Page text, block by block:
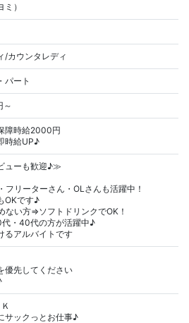
）
/カウンタレディ
パート
～
障時給2000円
時給UP♪
ューも歓迎♪≫
リーターさん・OLさんも活躍中！
OKです♪
ない方⇒ソフトドリンクでOK！
・40代の方が活躍中♪
るアルバイトです
優先してください
サックっとお仕事♪